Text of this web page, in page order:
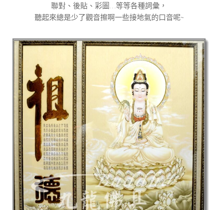
聯對、後貼、彩圖…等等各種詞彙，
聽起來總是少了觀音擦啊一些接地氣的口音呢~